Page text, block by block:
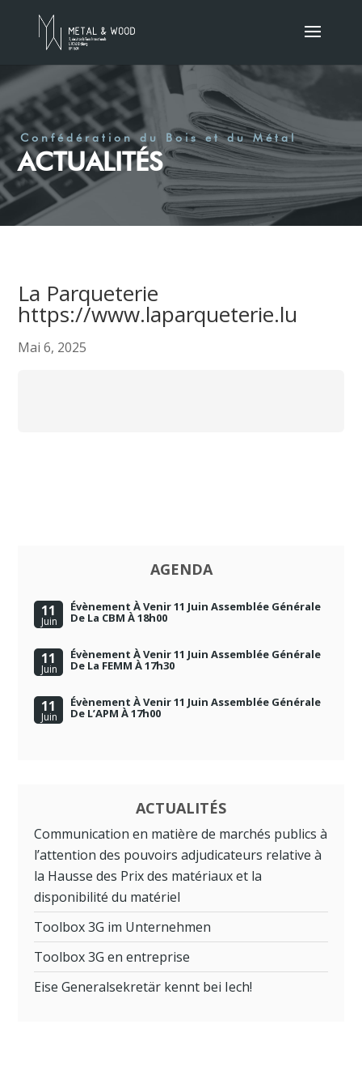
Confédération du Bois et du Métal
ACTUALITÉS
La Parqueterie
https://www.laparqueterie.lu
Mai 6, 2025
AGENDA
11
Juin
Évènement À Venir 11 Juin Assemblée Générale
De La CBM À 18h00
11
Juin
Évènement À Venir 11 Juin Assemblée Générale
De La FEMM À 17h30
11
Juin
Évènement À Venir 11 Juin Assemblée Générale
De L’APM À 17h00
ACTUALITÉS
Communication en matière de marchés publics à
l’attention des pouvoirs adjudicateurs relative à
la Hausse des Prix des matériaux et la
disponibilité du matériel
Toolbox 3G im Unternehmen
Toolbox 3G en entreprise
Eise Generalsekretär kennt bei Iech!